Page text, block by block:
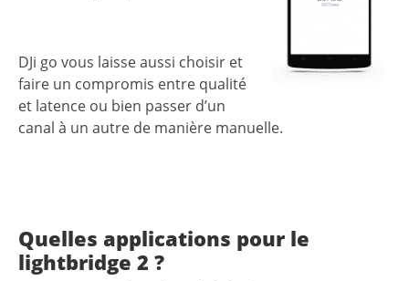
DJi go vous laisse aussi choisir et
faire un compromis entre qualité
et latence ou bien passer d’un
canal à un autre de manière manuelle.
Quelles applications pour le
lightbridge 2 ?